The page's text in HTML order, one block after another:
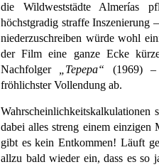
die Wildweststädte Almerías
höchstgradig straffe Inszenierung
niederzuschreiben würde wohl
der Film eine ganze Ecke
Nachfolger
„Tepepa“ (1969) –
fröhlichster Vollendung ab.
Wahrscheinlichkeitskalkulationen
dabei alles streng einem einzigen
gibt es kein Entkommen! Läuft
allzu bald wieder ein, dass es so